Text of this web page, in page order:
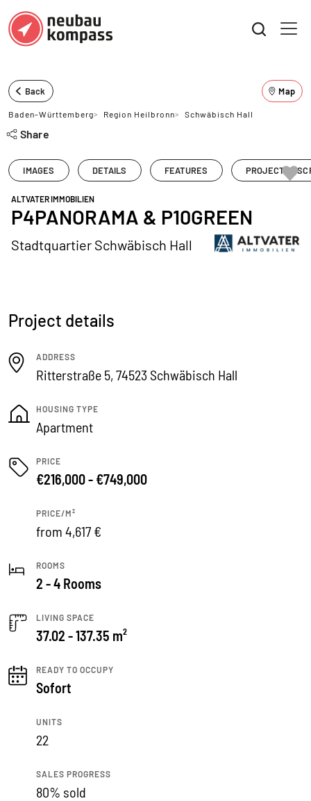
Back Map
Baden-Württemberg> Region Heilbronn> Schwäbisch Hall
Share
IMAGES DETAILS FEATURES PROJECT
ALTVATER IMMOBILIEN
P4PANORAMA & P10GREEN
Stadtquartier Schwäbisch Hall
Project details
ADDRESS
Ritterstraße 5, 74523 Schwäbisch Hall
HOUSING TYPE
Apartment
PRICE
€216,000 - €749,000
PRICE/M²
from 4,617 €
ROOMS
2 - 4 Rooms
LIVING SPACE
37.02 - 137.35 m²
READY TO OCCUPY
Sofort
UNITS
22
SALES PROGRESS
80% sold